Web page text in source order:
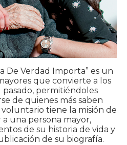
De Verdad Importa” es un
que convierte a los
permitiéndoles
de quienes más saben
voluntario tiene la misión de
una persona mayor,
de su historia de vida y
de su biografía.